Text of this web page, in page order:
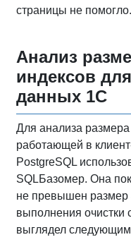
страницы не помогло.
Анализ
индексов
данных 1С
Для анализа
работающей в
PostgreSQL
SQLБазомер. Она
не превышен размер
выполнения очистки
выглядел